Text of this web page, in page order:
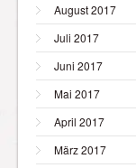
August 2017
Juli 2017
Juni 2017
Mai 2017
April 2017
März 2017